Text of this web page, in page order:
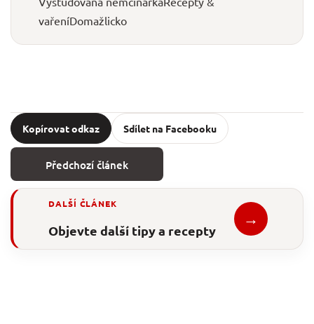
vařeníDomažlicko
Kopírovat odkaz Sdílet na Facebooku
Předchozí článek
DALŠÍ ČLÁNEK
Objevte další tipy a recepty
→